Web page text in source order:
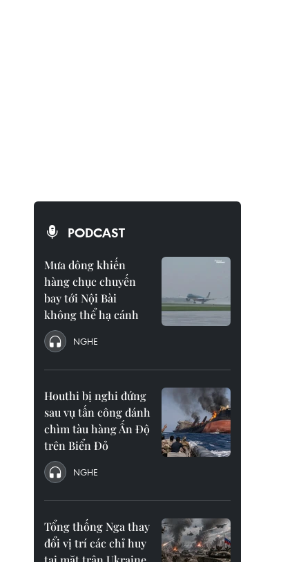
PODCAST
Mưa dông khiến
hàng chục chuyến
bay tới Nội Bài
không thể hạ cánh
NGHE
Houthi bị nghi đứng
sau vụ tấn công đánh
chìm tàu hàng Ấn Độ
trên Biển Đỏ
NGHE
Tổng thống Nga thay
đổi vị trí các chỉ huy